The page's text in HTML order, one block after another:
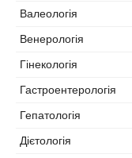
Валеологія
Венерологія
Гінекологія
Гастроентерологія
Гепатологія
Дієтологія